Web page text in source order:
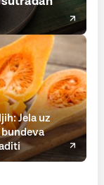
Jela uz